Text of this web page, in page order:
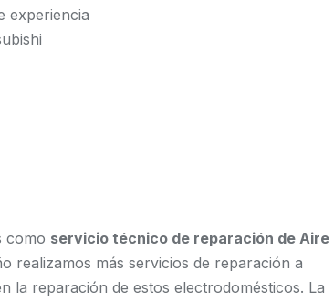
experiencia
como servicio técnico de reparación de Aire
realizamos más servicios de reparación a
la reparación de estos electrodomésticos. La